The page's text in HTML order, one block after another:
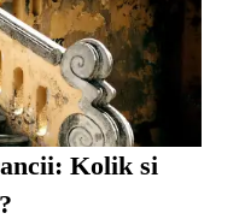
Kolik si